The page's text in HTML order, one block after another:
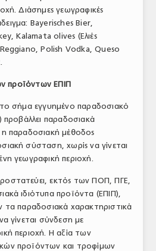
Διάσημες γεωγραφικές
Bayerisches Bier,
Kalamata olives (Ελιές
Polish Vodka, Queso
προϊόντων ΕΠΙΠ
σήμα εγγυημένο παραδοσιακό
προβάλλει παραδοσιακά
παραδοσιακή μέθοδος
σύσταση, χωρίς να γίνεται
γεωγραφική περιοχή.
εκτός των ΠΟΠ, ΠΓΕ,
ιδιότυπα προϊόντα (ΕΠΙΠ),
τα παραδοσιακά χαρακτηριστικά
γίνεται σύνδεση με
περιοχή. Η αξία των
προϊόντων και τροφίμων